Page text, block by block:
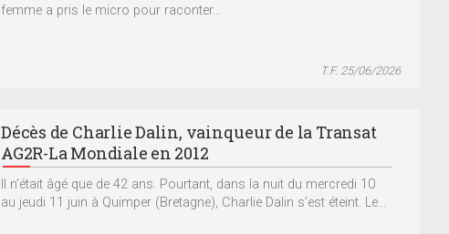
femme a pris le micro pour raconter...
T.F. 25/06/2026
Décès de Charlie Dalin, vainqueur de la Transat
AG2R-La Mondiale en 2012
Il n’était âgé que de 42 ans. Pourtant, dans la nuit du mercredi 10
au jeudi 11 juin à Quimper (Bretagne), Charlie Dalin s’est éteint. Le...